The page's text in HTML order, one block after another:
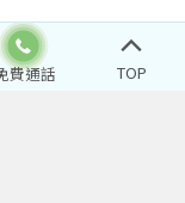
TOP